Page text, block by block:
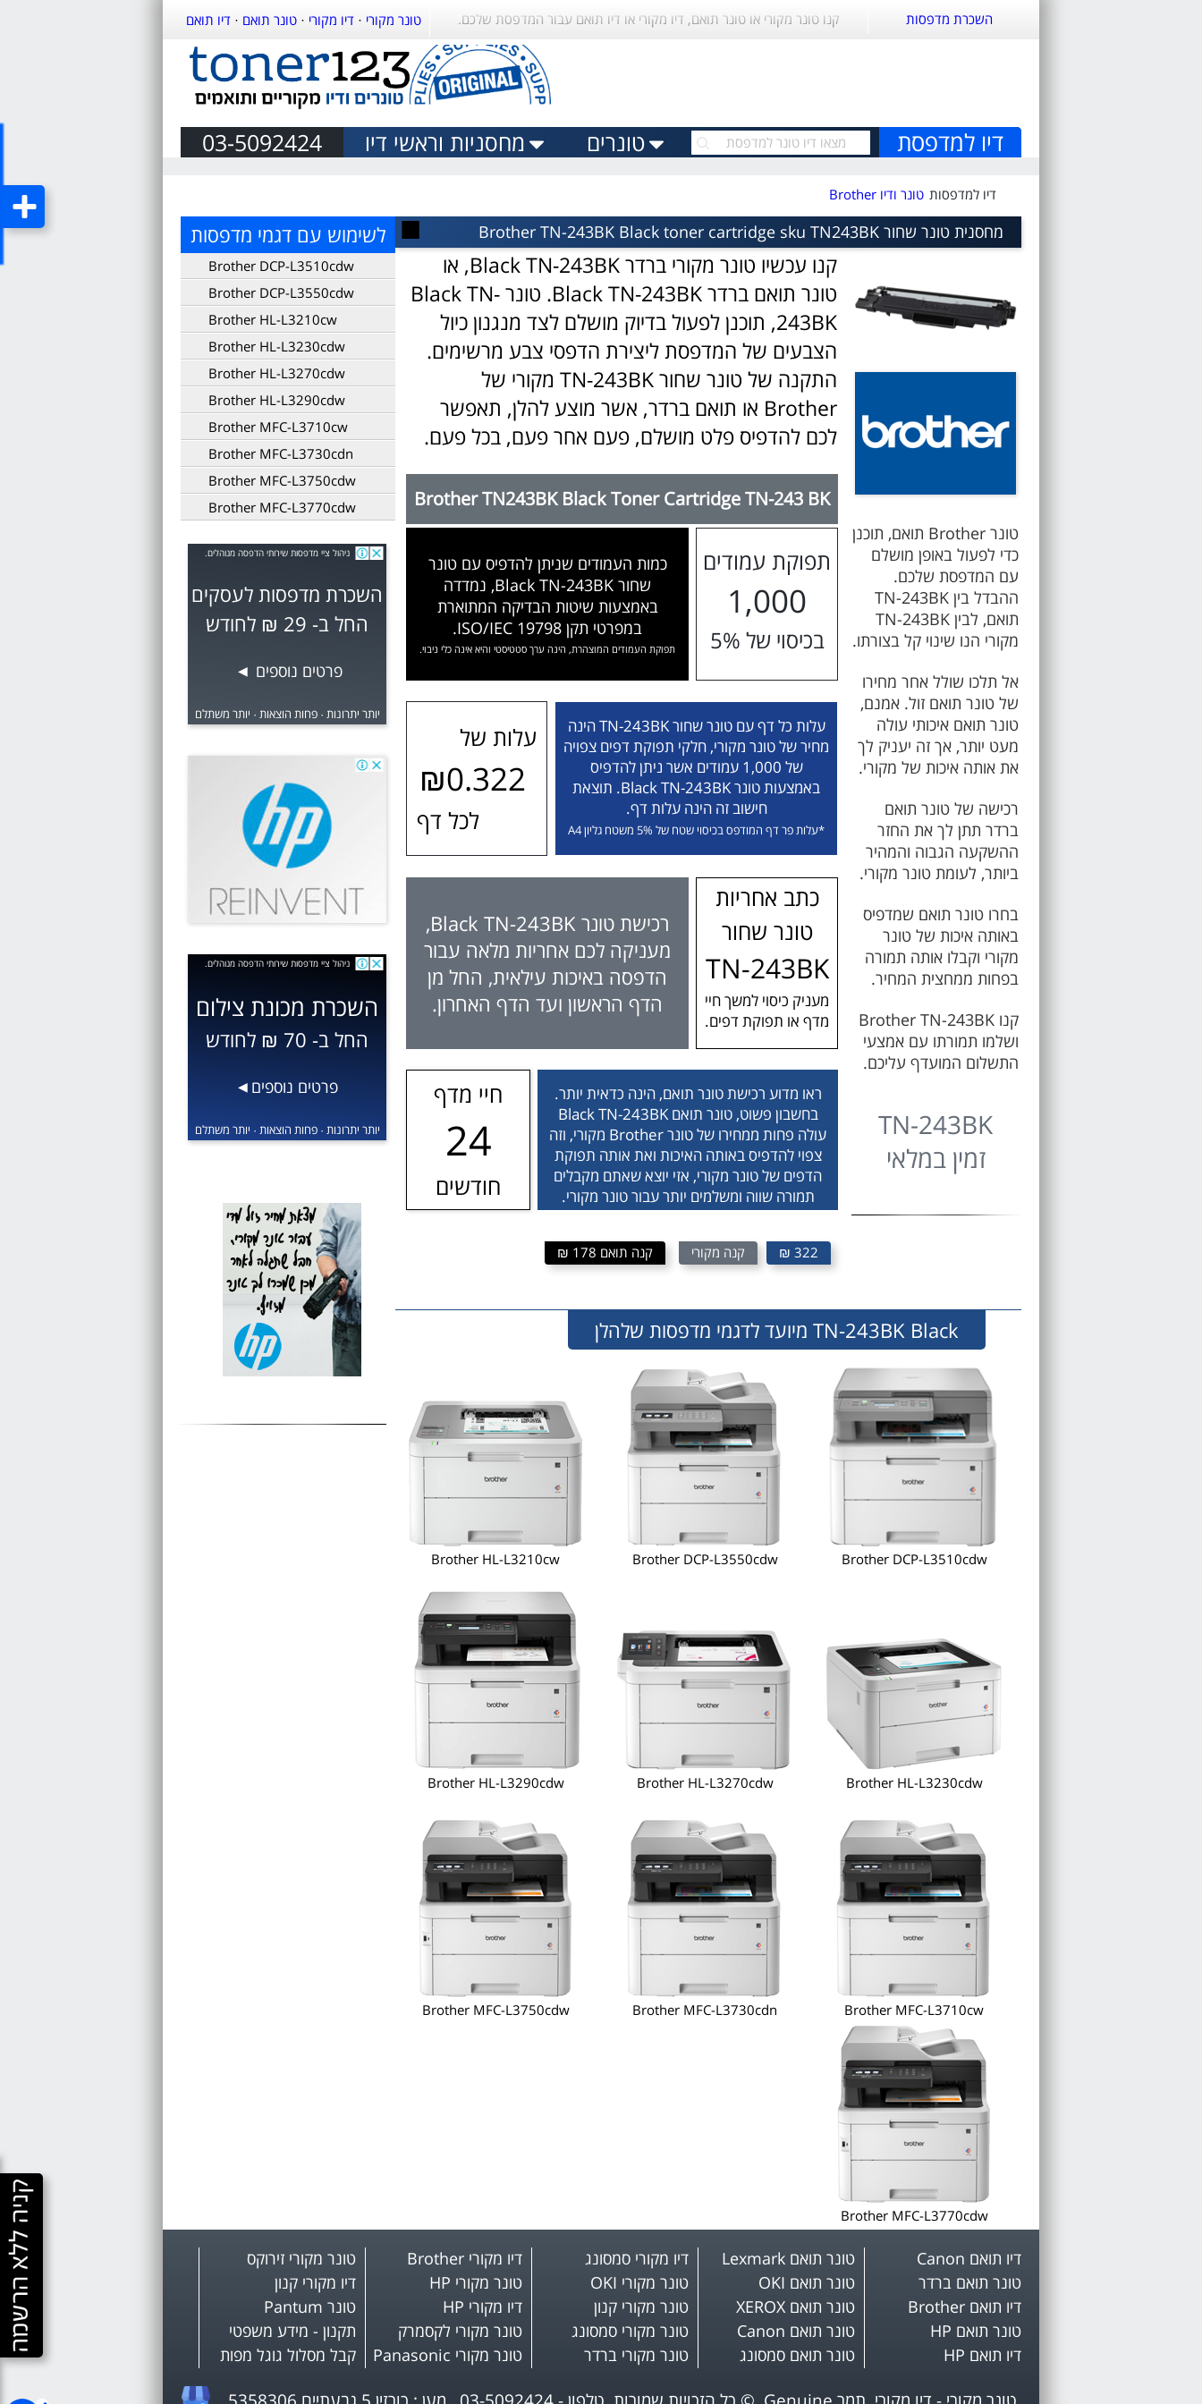
השכרת מדפסות קנו טונר מקורי או טונר תואם, דיו מקורי או דיו תואם עבור המדפסת שלכם. טונר מקורי · דיו מקורי · טונר תואם · דיו תואם
דיו למדפסת 03-5092424 מחסניות וראשי דיו טונרים
דיו למדפסות טונר ודיו Brother
מחסנית טונר שחור Brother TN-243BK Black toner cartridge sku TN243BK ■
טונר Brother תואם, תוכנן
כדי לפעול באופן מושלם
עם המדפסת שלכם.
ההבדל בין TN-243BK
תואם, לבין TN-243BK
מקורי הנו שינוי קל בצורתו.
אל תלכו שולל אחר מחירו
של טונר תואם זול. אמנם,
טונר תואם איכותי עולה
מעט יותר, אך זה יעניק לך
את אותה איכות של מקורי.
רכישה של טונר תואם
ברדר תתן לך את החזר
ההשקעה הגבוה והמהיר
ביותר, לעומת טונר מקורי.
בחרו טונר תואם שמדפיס
באותה איכות של טונר
מקורי וקבלו אותה תמורה
בפחות ממחצית המחיר.
קנו Brother TN-243BK
ושלמו תמורתו עם אמצעי
התשלום המועדף עליכם.
TN-243BK
זמין במלאי
קנו עכשיו טונר מקורי ברדר Black TN-243BK, או
טונר תואם ברדר Black TN-243BK
. טונר Black TN-
243BK, תוכנן לפעול בדיוק מושלם לצד מנגנון כיול
הצבעים של המדפסת ליצירת הדפסי צבע מרשימים.
התקנה של טונר שחור TN-243BK מקורי של
Brother או תואם ברדר, אשר מוצע להלן, תאפשר
לכם להדפיס פלט מושלם, פעם אחר פעם, בכל פעם.
Brother TN243BK Black Toner Cartridge TN-243 BK
תפוקת עמודים
1,000
בכיסוי של 5%
כמות העמודים שניתן להדפיס עם טונר
שחור Black TN-243BK, נמדדה
באמצעות שיטות הבדיקה המתוארת
במפרטי תקן ISO/IEC 19798.
תפוקת העמודים המוצהרת, הינה ערך סטטיסטי והיא אינה כלי ניבוי.
עלות כל דף עם טונר שחור TN-243BK הינה
מחיר של טונר מקורי, חלקי תפוקת דפים צפויה
של 1,000 עמודים אשר ניתן להדפיס
באמצעות טונר Black TN-243BK. תוצאת
חישוב זה הינה עלות דף.
*עלות פר דף המודפס בכיסוי שטח של 5% משטח גליון A4
עלות של
לכל דף
כתב אחריות
טונר שחור
TN-243BK
מעניק כיסוי למשך חיי
מדף או תפוקת דפים.
רכישת טונר Black TN-243BK,
מעניקה לכם אחריות מלאה עבור
הדפסה באיכות עילאית, החל מן
הדף הראשון ועד הדף האחרון.
ראו מדוע רכישת טונר תואם, הינה כדאית יותר.
בחשבון פשוט, טונר תואם Black TN-243BK
עולה פחות ממחירו של טונר Brother מקורי, וזה
צפוי להדפיס באותה האיכות ואת אותה תפוקת
הדפים של טונר מקורי, אזי יוצא שאתם מקבלים
תמורה שווה ומשלמים יותר עבור טונר מקורי.
חיי מדף
24
חודשים
322 ₪ קנה מקורי קנה תואם 178 ₪
TN-243BK Black מיועד לדגמי מדפסות שלהלן
Brother DCP-L3510cdw
Brother DCP-L3550cdw
Brother HL-L3210cw
Brother HL-L3230cdw
Brother HL-L3270cdw
Brother HL-L3290cdw
Brother MFC-L3710cw
Brother MFC-L3730cdn
Brother MFC-L3750cdw
Brother MFC-L3770cdw
לשימוש עם דגמי מדפסות
Brother DCP-L3510cdw
Brother DCP-L3550cdw
Brother HL-L3210cw
Brother HL-L3230cdw
Brother HL-L3270cdw
Brother HL-L3290cdw
Brother MFC-L3710cw
Brother MFC-L3730cdn
Brother MFC-L3750cdw
Brother MFC-L3770cdw
ניהול ציי מדפסות שירותי הדפסה מנוהלים.
השכרת מדפסות לעסקים
החל ב- 29 ₪ לחודש
פרטים נוספים ◀
יותר יתרונות · פחות הוצאות · יותר משתלם
ניהול ציי מדפסות שירותי הדפסה מנוהלים.
השכרת מכונת צילום
החל ב- 70 ₪ לחודש
פרטים נוספים ◀
יותר יתרונות · פחות הוצאות · יותר משתלם
דיו תואם Canon
טונר תואם ברדר
דיו תואם Brother
טונר תואם HP
דיו תואם HP
טונר תואם Lexmark
טונר תואם OKI
טונר תואם XEROX
טונר תואם Canon
טונר תואם סמסונג
דיו מקורי סמסונג
טונר מקורי OKI
טונר מקורי קנון
טונר מקורי סמסונג
טונר מקורי ברדר
דיו מקורי Brother
טונר מקורי HP
דיו מקורי HP
טונר מקורי לקסמרק
טונר מקורי Panasonic
טונר מקורי זירוקס
דיו מקורי קנון
טונר Pantum
תקנון - מידע משפטי
קבל מסלול גוגל מפות